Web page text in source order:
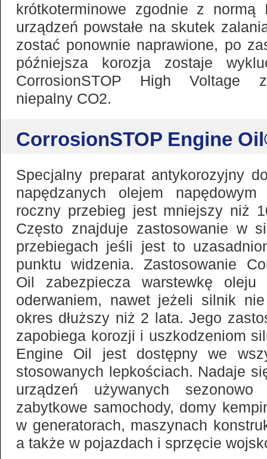
krótkoterminowe zgodnie z normą
urządzeń powstałe na skutek
zostać ponownie naprawione, po
późniejsza korozja zostaje
CorrosionSTOP High Voltage
niepalny CO2.
CorrosionSTOP Engine
Specjalny preparat antykorozyjny
napędzanych olejem
roczny przebieg jest mniejszy niż
Często znajduje zastosowanie w
przebiegach jeśli jest to
punktu widzenia. Zastosowanie
Oil zabezpiecza warstewkę
oderwaniem, nawet jeżeli silnik
okres dłuższy niż 2 lata. Jego
zapobiega korozji i uszkodzeniom
Engine Oil jest dostępny we
stosowanych lepkościach. Nadaje
urządzeń używanych
zabytkowe samochody, domy
w generatorach, maszynach
a także w pojazdach i sprzęcie